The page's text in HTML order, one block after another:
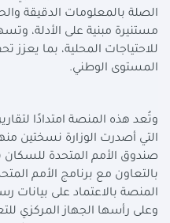
الصلة بالمعلومات الدقيقة
مستنيرة مبنية على الأدلة،
للاحتياجات المحلية، بما
المستوى الوطني.
وتُعد هذه المنصة امتدادًا
صندوق الأمم المتحدة للسكان
بالتعاون مع برنامج الأمم
المنصة بالاعتماد على بيانات
وعلى رأسها الجهاز المركزي